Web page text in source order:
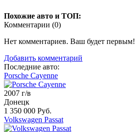
Похожие авто и ТОП:
Комментарии (0)
Нет комментариев. Ваш будет первым!
Добавить комментарий
Последние авто:
Porsche Cayenne
2007 г/в
Донецк
1 350 000 Руб.
Volkswagen Passat